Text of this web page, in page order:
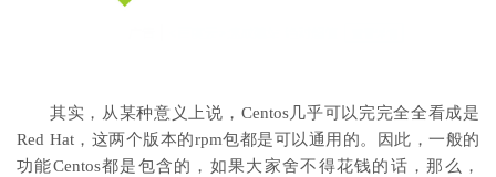
其实，从某种意义上说，Centos几乎可以完完全全看成是
Red Hat，这两个版本的rpm包都是可以通用的。因此，一般的
功能Centos都是包含的，如果大家舍不得花钱的话，那么，